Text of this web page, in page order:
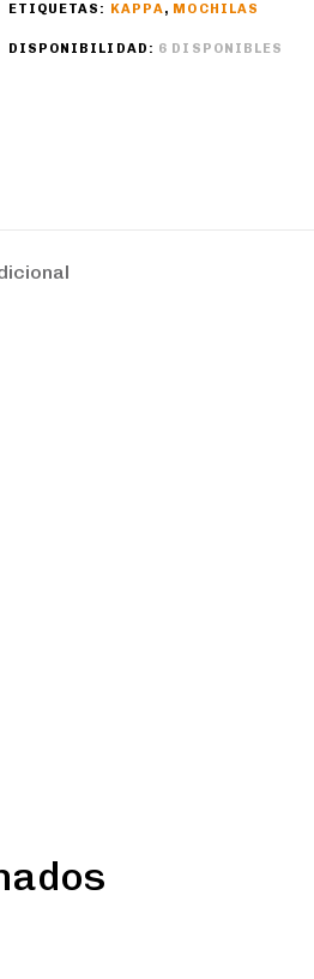
ETIQUETAS: KAPPA, MOCHILAS
DISPONIBILIDAD: 6 DISPONIBLES